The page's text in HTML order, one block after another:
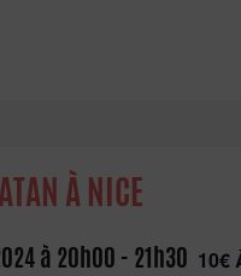
À NICE
à 20h00 - 21h30 10€